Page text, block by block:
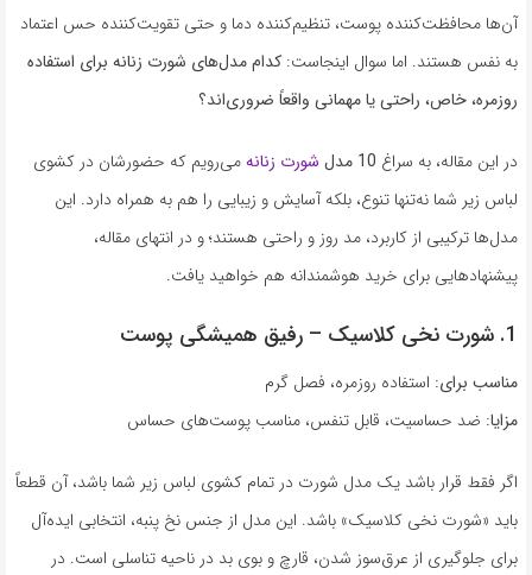
آن‌ها محافظت‌کننده پوست، تنظیم‌کننده دما و حتی تقویت‌کننده حس اعتماد
به نفس هستند. اما سوال اینجاست: کدام مدل‌های شورت زنانه برای استفاده
روزمره، خاص، راحتی یا مهمانی واقعاً ضروری‌اند؟
در این مقاله، به سراغ 10 مدل شورت زنانهمی‌رویم که حضورشان در کشوی
لباس زیر شما نه‌تنها تنوع، بلکه آسایش و زیبایی را هم به همراه دارد. این
مدل‌ها ترکیبی از کاربرد، مد روز و راحتی هستند؛ و در انتهای مقاله،
پیشنهادهایی برای خرید هوشمندانه هم خواهید یافت.
1. شورت نخی کلاسیک – رفیق همیشگی پوست
مناسب برای: استفاده روزمره، فصل گرم
مزایا: ضد حساسیت، قابل تنفس، مناسب پوست‌های حساس
اگر فقط قرار باشد یک مدل شورت در تمام کشوی لباس زیر شما باشد، آن قطعاً
باید «شورت نخی کلاسیک» باشد. این مدل از جنس نخ پنبه، انتخابی ایده‌آل
برای جلوگیری از عرق‌سوز شدن، قارچ و بوی بد در ناحیه تناسلی است. در